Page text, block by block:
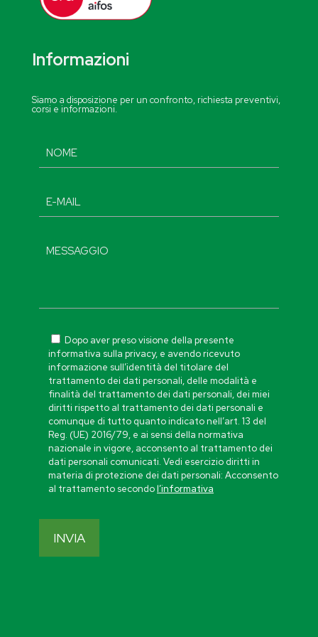
Informazioni
Siamo a disposizione per un confronto, richiesta preventivi,
corsi e informazioni.
Dopo aver preso visione della presente
informativa sulla privacy, e avendo ricevuto
informazione sull’identità del titolare del
trattamento dei dati personali, delle modalità e
finalità del trattamento dei dati personali, dei miei
diritti rispetto al trattamento dei dati personali e
comunque di tutto quanto indicato nell’art. 13 del
Reg. (UE) 2016/79, e ai sensi della normativa
nazionale in vigore, acconsento al trattamento dei
dati personali comunicati. Vedi esercizio diritti in
materia di protezione dei dati personali: Acconsento
al trattamento secondol’informativa